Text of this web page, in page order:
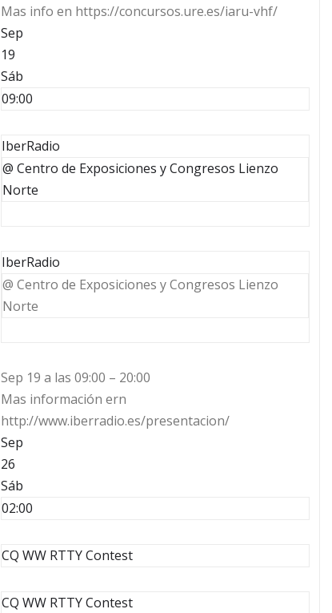
Mas info en https://concursos.ure.es/iaru-vhf/
Sep
19
Sáb
09:00
IberRadio
@ Centro de Exposiciones y Congresos Lienzo
Norte
IberRadio
@ Centro de Exposiciones y Congresos Lienzo
Norte
Sep 19 a las 09:00 – 20:00
Mas información ern
http://www.iberradio.es/presentacion/
Sep
26
Sáb
02:00
CQ WW RTTY Contest
CQ WW RTTY Contest